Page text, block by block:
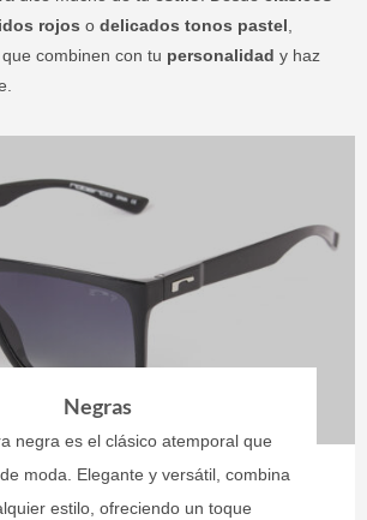
rojos o delicados tonos pastel ,
combinen con tu personalidad y haz
Negras
negra es el clásico atemporal que
moda. Elegante y versátil, combina
estilo, ofreciendo un toque